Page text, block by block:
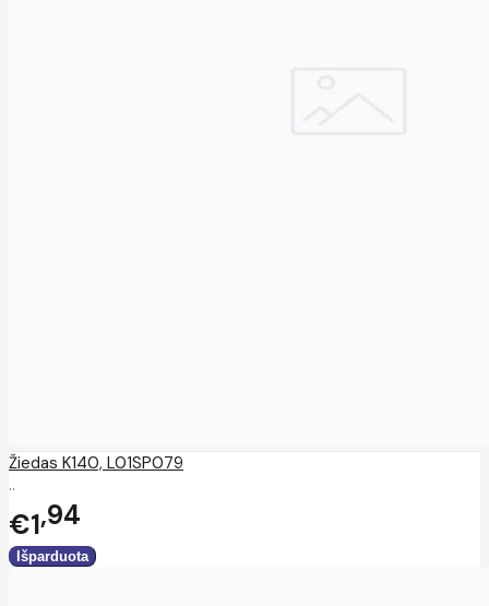
Žiedas K140, L01SP079
..
€1 94